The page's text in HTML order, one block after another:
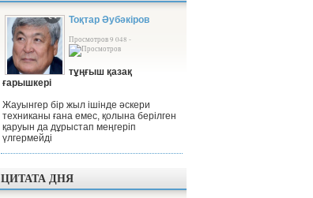
Тоқтар Әубәкіров
Просмотров 9 048 -
тұңғыш қазақ
ғарышкері
Жауынгер бір жыл ішінде әскери
техниканы ғана емес, қолына берілген
қаруын да дұрыстап меңгеріп
үлгермейді
ЦИТАТА ДНЯ